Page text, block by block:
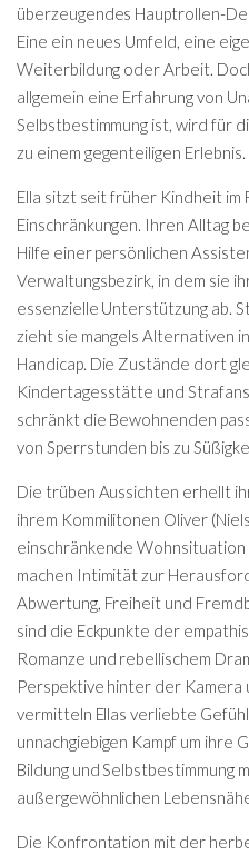
überzeugendes Hauptrollen-
Eine ein neues Umfeld, eine
Weiterbildung oder Arbeit.
allgemein eine Erfahrung von
Selbstbestimmung ist, wird für
zu einem gegenteiligen Erlebnis.
Ella sitzt seit früher Kindheit im
Einschränkungen. Ihren Alltag
Hilfe einer persönlichen
Verwaltungsbezirk, in dem sie
essenzielle Unterstützung ab.
zieht sie mangels Alternativen
Handicap. Die Zustände dort
Kindertagesstätte und
schränkt die Bewohnenden
von Sperrstunden bis zu
Die trüben Aussichten erhellt
ihrem Kommilitonen Oliver
einschränkende
machen Intimität zur
Abwertung, Freiheit und
sind die Eckpunkte der
Romanze und rebellischem
Perspektive hinter der Kamera
vermitteln Ellas verliebte
unnachgiebigen Kampf um ihre
Bildung und Selbstbestimmung
außergewöhnlichen
Die Konfrontation mit der